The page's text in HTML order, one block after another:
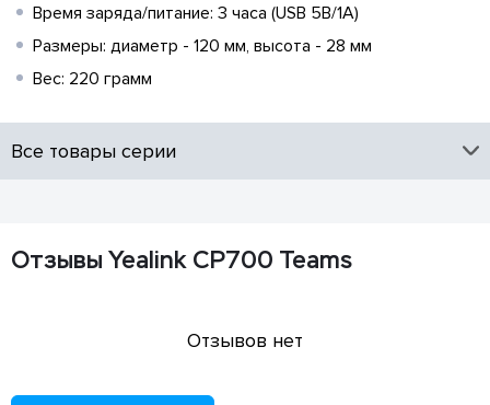
Время заряда/питание: 3 часа (USB 5В/1А)
Размеры: диаметр - 120 мм, высота - 28 мм
Вес: 220 грамм
Все товары серии
Отзывы Yealink CP700 Teams
Отзывов нет